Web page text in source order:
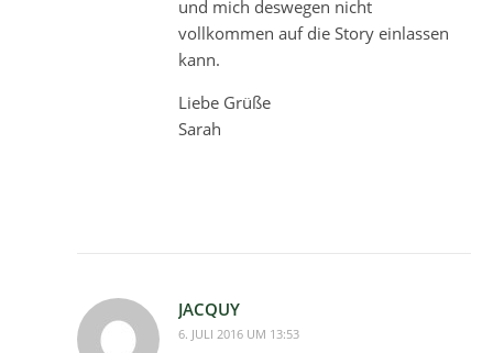
und mich deswegen nicht
vollkommen auf die Story einlassen
kann.
Liebe Grüße
Sarah
JACQUY
6. JULI 2016 UM 13:53